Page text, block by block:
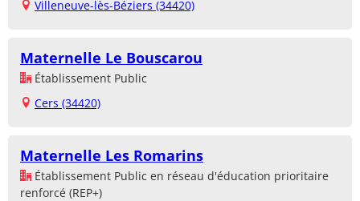
Villeneuve-lès-Béziers (34420)
Maternelle Le Bouscarou
Établissement Public
Cers (34420)
Maternelle Les Romarins
Établissement Public en réseau d'éducation prioritaire
renforcé (REP+)